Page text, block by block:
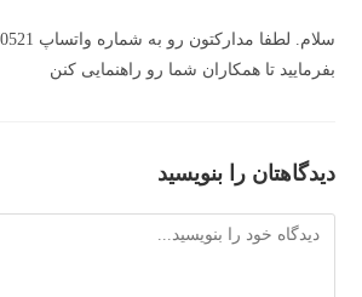
بفرمایید تا همکاران شما رو راهنمایی کنن
دیدگاهتان را بنویسید
دیدگاه